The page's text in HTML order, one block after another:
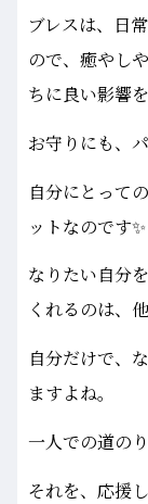
ブレスは、日
ので、癒やし
ちに良い影響
お守りにも、
自分にとって
ットなのです✨
なりたい自分
くれるのは、
自分だけで、
ますよね。
一人での道のり
それを、応援